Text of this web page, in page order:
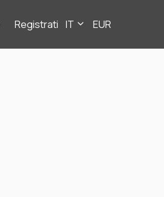
Registrati IT EUR